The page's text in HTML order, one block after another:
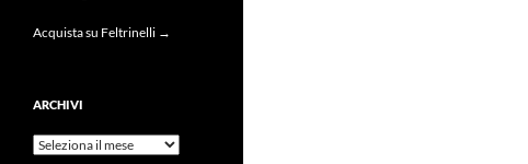
Acquista su Feltrinelli →
ARCHIVI
Archivi